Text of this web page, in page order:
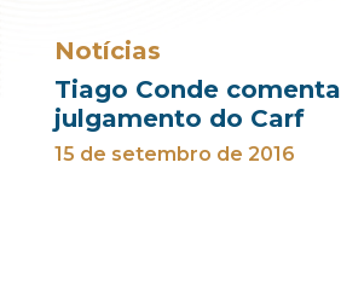
Notícias
Tiago Conde comenta
julgamento do Carf
15 de setembro de 2016